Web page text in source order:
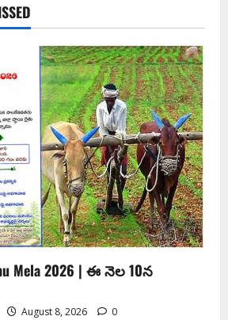
Mela 2026 | ఈ నెల 10న
August 8, 2026 0